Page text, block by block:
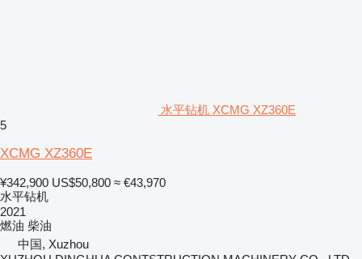
水平钻机 XCMG XZ360E
5
XCMG XZ360E
¥342,900 US$50,800 ≈ €43,970
水平钻机
2021
燃油 柴油
中国, Xuzhou